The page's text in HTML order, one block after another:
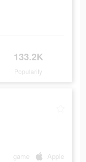
133.2K
Popularity
game Apple